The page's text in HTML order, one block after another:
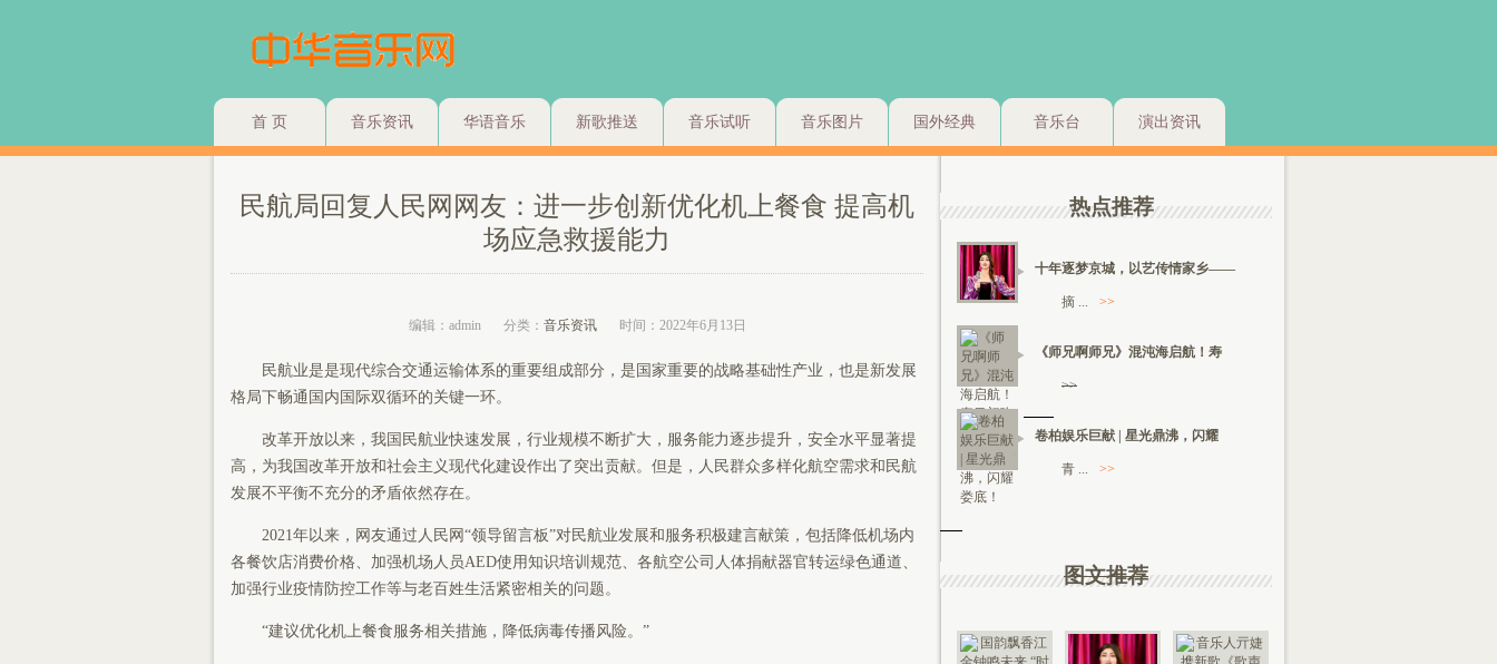
首 页 音乐资讯 华语音乐 新歌推送 音乐试听 音乐图片 国外经典 音乐台 演出资讯
民航局回复人民网网友：进一步创新优化机上餐食 提高机
场应急救援能力
编辑：admin 分类： 音乐资讯 时间：2022年6月13日
民航业是是现代综合交通运输体系的重要组成部分，是国家重要的战略基础性产业，也是新发展
格局下畅通国内国际双循环的关键一环。
改革开放以来，我国民航业快速发展，行业规模不断扩大，服务能力逐步提升，安全水平显著提
高，为我国改革开放和社会主义现代化建设作出了突出贡献。但是，人民群众多样化航空需求和民航
发展不平衡不充分的矛盾依然存在。
2021年以来，网友通过人民网“领导留言板”对民航业发展和服务积极建言献策，包括降低机场内
各餐饮店消费价格、加强机场人员AED使用知识培训规范、各航空公司人体捐献器官转运绿色通道、
加强行业疫情防控工作等与老百姓生活紧密相关的问题。
“建议优化机上餐食服务相关措施，降低病毒传播风险。”
热点推荐
十年逐梦京城，以艺传情家乡——
摘 ... >>
《师兄啊师兄》混沌海启航！寿
>>
卷柏娱乐巨献 | 星光鼎沸，闪耀
青 ... >>
图文推荐